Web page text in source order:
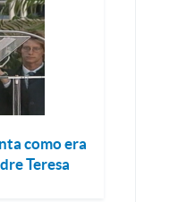
como era
Teresa